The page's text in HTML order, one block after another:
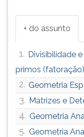
+ do assunto
1. Divisibilidade
primos (fatoração)
2. Geometria
3. Matrizes e
4. Geometria
5. Geometria